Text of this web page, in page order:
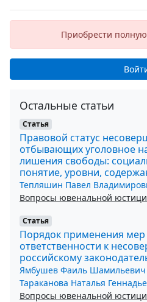
Приобрести
Остальные статьи
Статья
Правовой статус
отбывающих уголовное
лишения свободы:
понятие, уровни,
Тепляшин Павел
Вопросы ювенальной
Статья
Порядок применения мер
ответственности к
российскому
Ямбушев Фаиль Шамильевич
Тараканова Наталья
Вопросы ювенальной